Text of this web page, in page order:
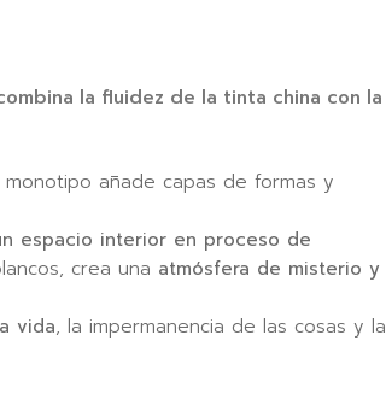
la fluidez de la tinta china con la
añade capas de formas y
espacio interior en proceso de
crea una atmósfera de misterio y
vida, la impermanencia de las cosas y la